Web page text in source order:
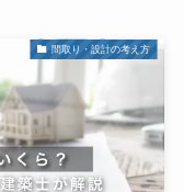
間取り・設計の考え方